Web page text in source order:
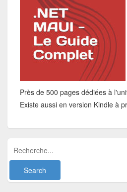
Près de 500 pages dédiées à
Existe aussi en version Kindle à